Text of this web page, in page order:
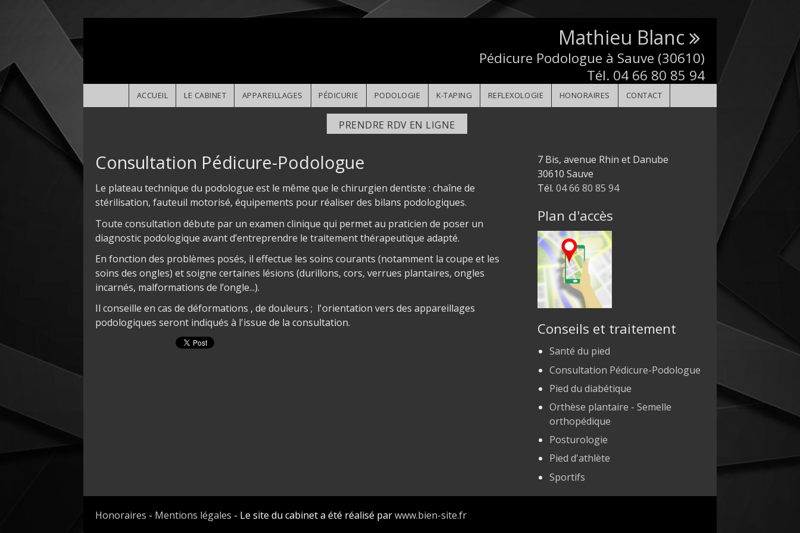
Aller au contenu principal Mathieu Blanc
Pédicure Podologue à Sauve (30610)
Tél. 04 66 80 85 94
ACCUEIL LE CABINET APPAREILLAGES PÉDICURIE PODOLOGIE K-TAPING REFLEXOLOGIE HONORAIRES CONTACT
PRENDRE RDV EN LIGNE
Consultation Pédicure-Podologue
Le plateau technique du podologue est le même que le chirurgien dentiste : chaîne de
stérilisation, fauteuil motorisé, équipements pour réaliser des bilans podologiques.
Toute consultation débute par un examen clinique qui permet au praticien de poser un
diagnostic podologique avant d’entreprendre le traitement thérapeutique adapté.
En fonction des problèmes posés, il effectue les soins courants (notamment la coupe et les
soins des ongles) et soigne certaines lésions (durillons, cors, verrues plantaires, ongles
incarnés, malformations de l’ongle...).
Il conseille en cas de déformations , de douleurs ; l'orientation vers des appareillages
podologiques seront indiqués à l'issue de la consultation.
7 Bis, avenue Rhin et Danube
30610 Sauve
Tél. 04 66 80 85 94
Plan d'accès
Conseils et traitement
Santé du pied
Consultation Pédicure-Podologue
Pied du diabétique
Orthèse plantaire - Semelle
orthopédique
Posturologie
Pied d'athlète
Sportifs
Honoraires - Mentions légales - Le site du cabinet a été réalisé parwww.bien-site.fr